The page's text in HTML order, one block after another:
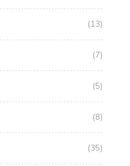
(13)
(7)
(5)
(8)
(35)